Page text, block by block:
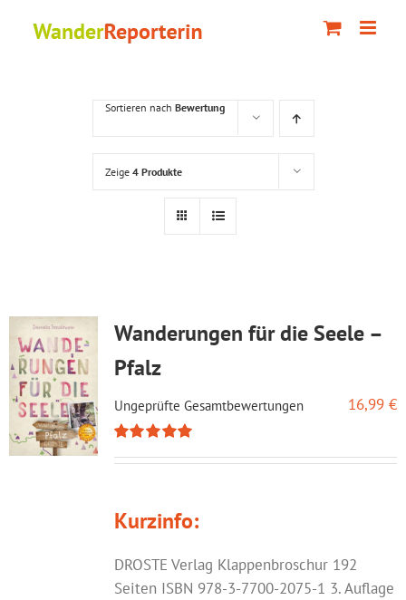
Inhalt
Sortieren nach Bewertung
Zeige 4 Produkte
Wanderungen für die Seele –
Pfalz
Bewertet
Ungeprüfte Gesamtbewertungen 16,99 €
Kurzinfo:
DROSTE Verlag Klappenbroschur 192
Seiten ISBN 978-3-7700-2075-1 3. Auflage